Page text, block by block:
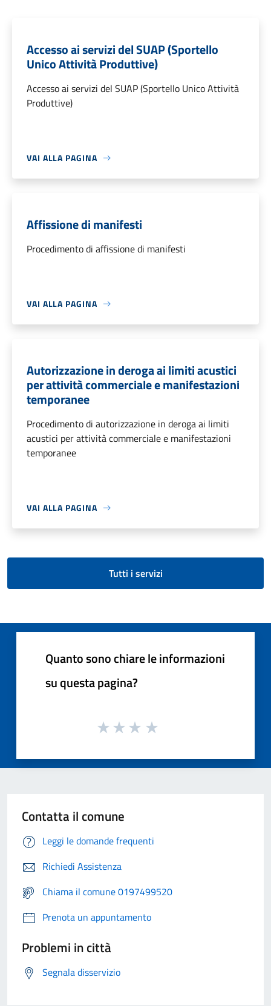
Accesso ai servizi del SUAP (Sportello
Unico Attività Produttive)
Accesso ai servizi del SUAP (Sportello Unico Attività
Produttive)
VAI ALLA PAGINA
Affissione di manifesti
Procedimento di affissione di manifesti
VAI ALLA PAGINA
Autorizzazione in deroga ai limiti acustici
per attività commerciale e manifestazioni
temporanee
Procedimento di autorizzazione in deroga ai limiti
acustici per attività commerciale e manifestazioni
temporanee
VAI ALLA PAGINA
Tutti i servizi
Quanto sono chiare le informazioni
su questa pagina?
Contatta il comune
Leggi le domande frequenti
Richiedi Assistenza
Chiama il comune 0197499520
Prenota un appuntamento
Problemi in città
Segnala disservizio